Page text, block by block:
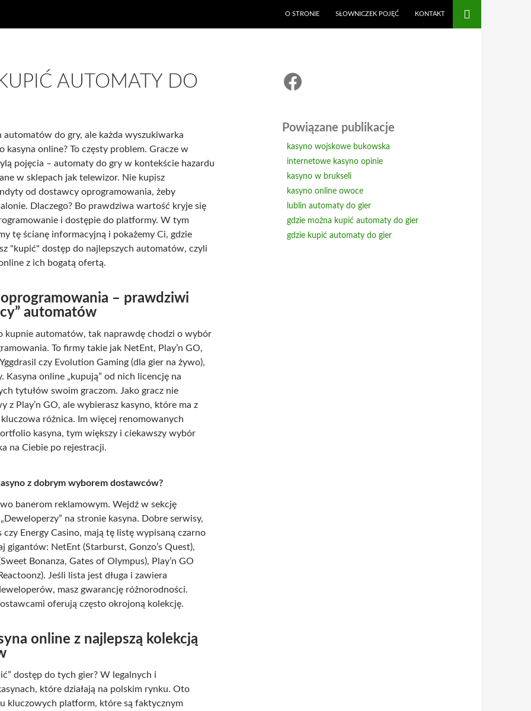
O STRONIE SŁOWNICZEK POJĘĆ KONTAKT
AUTOMATY DO
automatów do gry, ale każda wyszukiwarka
kasyna online? To częsty problem. Gracze w
pojęcia – automaty do gry w kontekście hazardu
w sklepach jak telewizor. Nie kupisz
od dostawcy oprogramowania, żeby
Dlaczego? Bo prawdziwa wartość kryje się
i dostępie do platformy. W tym
tę ścianę informacyjną i pokażemy Ci, gdzie
"kupić" dostęp do najlepszych automatów, czyli
z ich bogatą ofertą.
– prawdziwi
automatów
kupnie automatów, tak naprawdę chodzi o wybór
To firmy takie jak NetEnt, Play’n GO,
czy Evolution Gaming (dla gier na żywo),
Kasyna online „kupują” od nich licencję na
tytułów swoim graczom. Jako gracz nie
z Play’n GO, ale wybierasz kasyno, które ma z
różnica. Im więcej renomowanych
kasyna, tym większy i ciekawszy wybór
na Ciebie po rejestracji.
z dobrym wyborem dostawców?
banerom reklamowym. Wejdź w sekcję
na stronie kasyna. Dobre serwisy,
czy Energy Casino, mają tę listę wypisaną czarno
gigantów: NetEnt (Starburst, Gonzo’s Quest),
Bonanza, Gates of Olympus), Play’n GO
Jeśli lista jest długa i zawiera
masz gwarancję różnorodności.
oferują często okrojoną kolekcję.
online z najlepszą kolekcją
dostęp do tych gier? W legalnych i
które działają na polskim rynku. Oto
kluczowych platform, które są faktycznym
Facebook
Powiązane publikacje
kasyno wojskowe bukowska
internetowe kasyno opinie
kasyno w brukseli
kasyno online owoce
lublin automaty do gier
gdzie można kupić automaty do gier
gdzie kupić automaty do gier